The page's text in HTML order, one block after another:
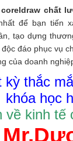
coreldraw chất
để bạn tiến
tạo dựng
đáo phục vụ
của doanh
kỳ thắc
khóa học
vềkinh tế